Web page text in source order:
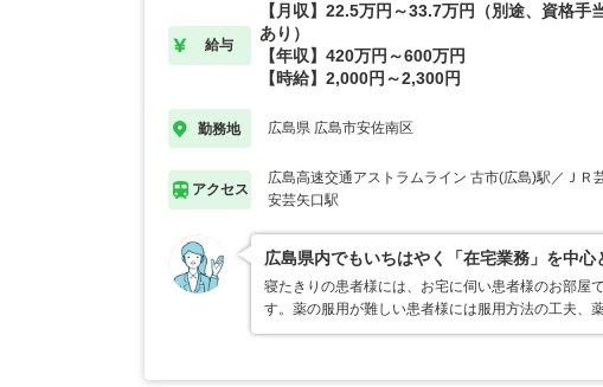
給与
【月収】22.5万円～33.7万円（別途、資格手
あり）
【年収】420万円～600万円
【時給】2,000円～2,300円
勤務地 広島県 広島市安佐南区
アクセス
広島高速交通アストラムライン 古市(広島)駅／ＪＲ
安芸矢口駅
広島県内でもいちはやく「在宅業務」を中
寝たきりの患者様には、お宅に伺い患者様のお部屋
す。薬の服用が難しい患者様には服用方法の工夫、